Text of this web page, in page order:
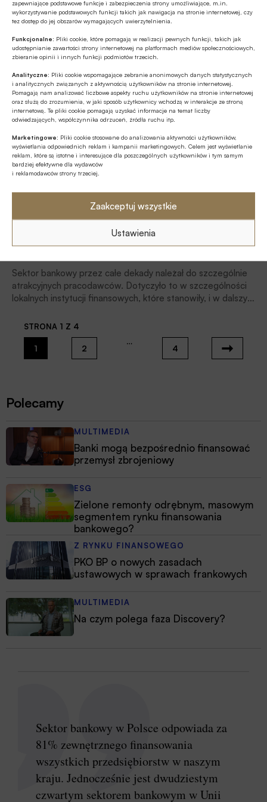
zapewniające podstawowe funkcje i zabezpieczenia strony umożliwiające, m.in.
wykorzystywanie podstawowych funkcji takich jak nawigacja na stronie internetowej, czy
tez dostęp do jej obszarów wymagających uwierzytelnienia.
Funkcjonalne: Pliki cookie, które pomagają w realizacji pewnych funkcji, takich jak
udostępnianie zawartości strony internetowej na platformach mediów społecznościowych,
zbieranie opinii i innych funkcji podmiotów trzecich.
Analityczne: Pliki cookie wspomagające zebranie anonimowych danych statystycznych
i analitycznych związanych z aktywnością użytkowników na stronie internetowej.
Pomagają nam analizować liczbowe aspekty ruchu użytkowników na stronie internetowej
oraz służą do zrozumienia, w jaki sposób użytkownicy wchodzą w interakcje ze stroną
internetową. Te pliki cookie pomagają uzyskać informacje na temat liczby
odwiedzających, współczynnika odrzuceń, źródła ruchu itp.
Marketingowe: Pliki cookie stosowane do analizowania aktywności użytkowników,
wyświetlania odpowiednich reklam i kampanii marketingowych. Celem jest wyświetlanie
reklam, które są istotne i interesujące dla poszczególnych użytkowników i tym samym
bardziej efektywne dla wydawców
i reklamodawców strony trzeciej.
Zaakceptuj wszystkie
Ustawienia
Sektora Bankowości Spółdzielczej 2025 o wdrażaniu
Europejskiego Aktu o Dostępności
Dostępność usług bankowych dla wszystkich bez wyjątku,
ze szczegónym uwzględnieniem osób z
absolutnie pierwszoplanowe, podkreślili eksperci podczas
drugiego dnia Strategicznej Szkoły Polskiego Sektora
Bankowości Spółdzielczej 2025. Od czerwca 2025 roku
zobowiązania w tym zakresie mają wymiar nie tylko etyczny,
Dostępności, który nakłada na niektóre sektory gospodarki,
w tym banki, określone powinności w zakresie umożliwienia
korzystania z ich usług osobom ze szczególnymi
potrzebami.
Bankowość spółdzielcza
06.03.2025 11:58
Jak być skutecznym liderem w
organizacji?
Przywództwo to jest przede wszystkim nieustanne
szukanie prawdy, budowanie zaufania zespołu i
to, żeby mobilizować ludzi i angażować ich do budowania
lepszej przyszłości – podkreślał Jacek Kalisz, ekspert w
zakresie doradztwa strategicznego i mentoringu liderów, z
ponad 30-letnim doświadczeniem w sektorze bankowym,
podczas prezentacji dla uczestników Strategicznej Szkoły
Bankowość spółdzielcza
06.03.2025 09:21
Sektor bankowy przez całe dekady należał do szczególnie
atrakcyjnych pracodawców. Dotyczyło to w szczególności
lokalnych instytucji finansowych, które stanowiły, i w dalszym
społeczności lokalnych, jak również przedsiębiorców czy
jednostek samorządu terytorialnego. O tym, jak kształtuje
się struktura zatrudnienia w bankach lokalnych, i jak
wyzwania współczesnego rynku pracy wpływają na
prof. SGH Lech Kurkliński, przewodniczący Komitetu ds.
Standardów Kwalifikacyjnych w Bankowości Polskiej.
STRONA 1 Z 4
1 2
…
4
Polecamy
MULTIMEDIA
Banki mogą bezpośrednio finansować
przemysł zbrojeniowy
ESG
Zielone remonty odrębnym, masowym
segmentem rynku finansowania
bankowego?
Z RYNKU FINANSOWEGO
PKO BP o nowych zasadach
ustawowych w sprawach frankowych
MULTIMEDIA
Na czym polega faza Discovery?
Sektor bankowy w Polsce odpowiada za
81% zewnętrznego finansowania
wszystkich przedsiębiorstw w naszym
kraju. Jednocześnie jest dwudziestym
czwartym sektorem bankowym w Unii